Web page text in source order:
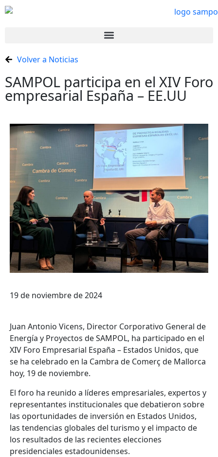
Volver a Noticias
SAMPOL participa en el XIV Foro
empresarial España – EE.UU
19 de noviembre de 2024
Juan Antonio Vicens, Director Corporativo General de
Energía y Proyectos de SAMPOL, ha participado en el
XIV Foro Empresarial España – Estados Unidos, que
se ha celebrado en la Cambra de Comerç de Mallorca
hoy, 19 de noviembre.
El foro ha reunido a líderes empresariales, expertos y
representantes institucionales que debatieron sobre
las oportunidades de inversión en Estados Unidos,
las tendencias globales del turismo y el impacto de
los resultados de las recientes elecciones
presidenciales estadounidenses.